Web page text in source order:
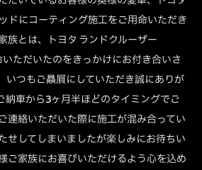
ドにコーティング施工をご用命いただき
族とは、トヨタ ランドクルーザー
いただいたのをきっかけにお付き合いさ
いつもご贔屓にしていただき誠にありが
納車から3ヶ月半ほどのタイミングでご
連絡いただいた際に施工が混み合ってい
せしてしまいましたが楽しみにお待ちい
ご家族にお喜びいただけるよう心を込め